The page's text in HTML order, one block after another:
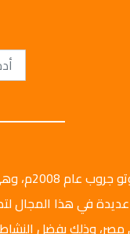
تأسست
عديدة في هذا المجال
مصر، وذلك بفضل